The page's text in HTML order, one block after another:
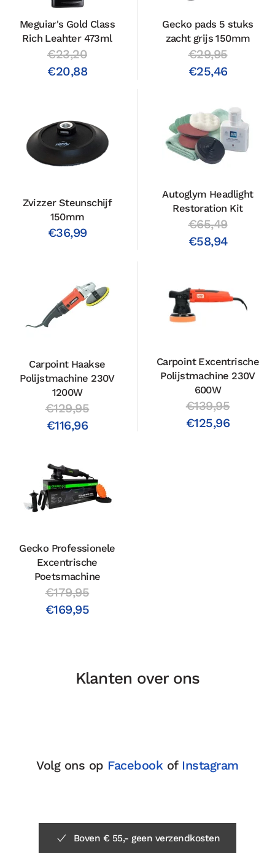
Meguiar's Gold Class
Rich Leahter 473ml
€23,20
€20,88
Gecko pads 5 stuks
zacht grijs 150mm
€29,95
€25,46
Zvizzer Steunschijf
150mm
€36,99
Autoglym Headlight
Restoration Kit
€65,49
€58,94
Carpoint Haakse
Polijstmachine 230V
1200W
€129,95
€116,96
Carpoint Excentrische
Polijstmachine 230V
600W
€139,95
€125,96
Gecko Professionele
Excentrische
Poetsmachine
€179,95
€169,95
Klanten over ons
Volg ons op Facebook of Instagram
Boven € 55,- geen verzendkosten